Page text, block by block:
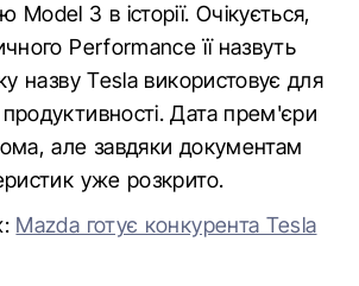
3 в історії. Очікується,
Performance її назвуть
назву Tesla використовує для
Дата прем'єри
але завдяки документам
уже розкрито.
Mazda готує конкурента Tesla